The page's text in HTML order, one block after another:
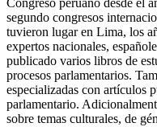
Congreso peruano desde el
segundo congresos
tuvieron lugar en Lima, los
expertos nacionales,
publicado varios libros de
procesos parlamentarios.
especializadas con artículos
parlamentario.
sobre temas culturales, de